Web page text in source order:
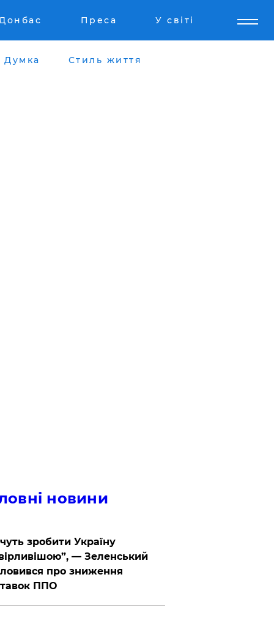
Преса У світі
Думка Стиль життя
новини
зробити Україну
— Зеленський
про зниження
ППО